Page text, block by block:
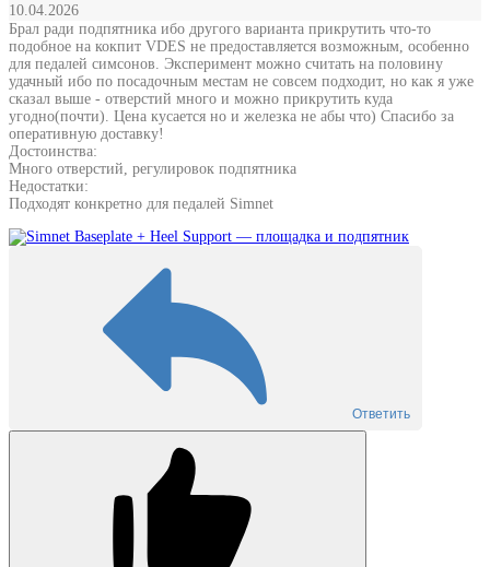
10.04.2026
Брал ради подпятника ибо другого варианта прикрутить что-то
подобное на кокпит VDES не предоставляется возможным, особенно
для педалей симсонов. Эксперимент можно считать на половину
удачный ибо по посадочным местам не совсем подходит, но как я уже
сказал выше - отверстий много и можно прикрутить куда
угодно(почти). Цена кусается но и железка не абы что) Спасибо за
оперативную доставку!
Достоинства:
Много отверстий, регулировок подпятника
Недостатки:
Подходят конкретно для педалей Simnet
Ответить